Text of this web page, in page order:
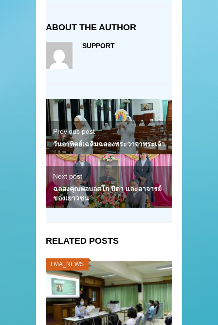
ABOUT THE AUTHOR
SUPPORT
Previous post
วันอาทิตย์เฉลิมฉลองพระวาจาพระเจ้า
Next post
ฉลองคุณพ่อบอสโก บิดา และอาจารย์
ของเยาวชน
RELATED POSTS
FMA_NEWS